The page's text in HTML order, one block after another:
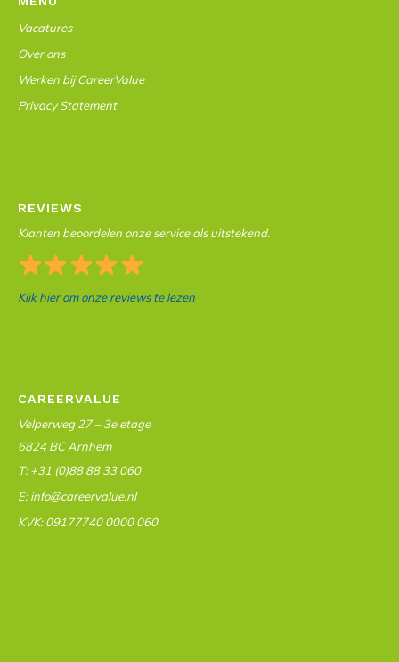
Vacatures
Over ons
Werken bij CareerValue
Privacy Statement
REVIEWS
Klanten beoordelen onze service als uitstekend.
Klik hier om onze reviews te lezen
CAREERVALUE
Velperweg 27 – 3e etage
6824 BC Arnhem
T: +31 (0)88 88 33 060
E: info@careervalue.nl
KVK: 09177740 0000 060